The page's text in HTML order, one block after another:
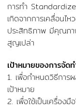
การทำ
เกิดจากการเคลื่อนไ
ประสิทธิภาพ มีคุณภ
สูญเปล่า
เป้าหมายของการจั
1. เพื่อกำหนดวิธีการ
เป้าหมาย
2. เพื่อใช้เป็นเครื่องมื